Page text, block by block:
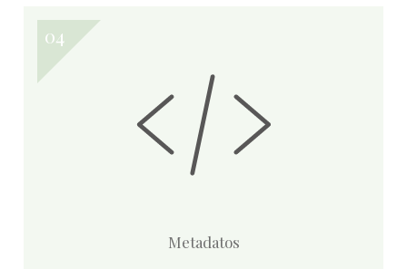
Metadatos